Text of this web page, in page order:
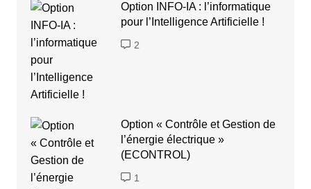
Option INFO-IA : l’informatique
pour l’Intelligence Artificielle !
2
Option « Contrôle et Gestion de
l’énergie électrique »
(ECONTROL)
1